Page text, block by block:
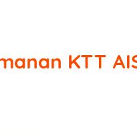
KTT